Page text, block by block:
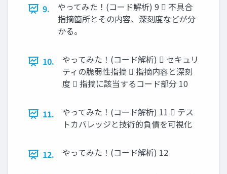
9.
やってみた！(コード解析) 9  不具合
指摘箇所とその内容、深刻度などが分
かる。
10.
やってみた！(コード解析)  セキュリ
ティの脆弱性指摘  指摘内容と深刻
度  指摘に該当するコード部分 10
11.
やってみた！(コード解析) 11  テス
トカバレッジと技術的負債を可視化
12. やってみた！(コード解析) 12